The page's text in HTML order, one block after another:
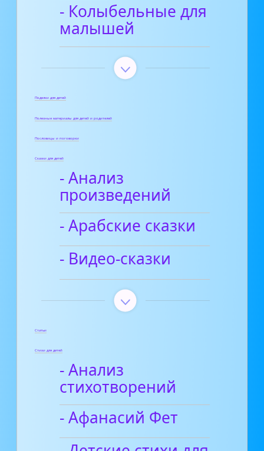
- Колыбельные для
малышей
Поделки для детей
Полезные материалы для детей и родителей
Пословицы и поговорки
Сказки для детей
- Анализ
произведений
- Арабские сказки
- Видео-сказки
Статьи
Стихи для детей
- Анализ
стихотворений
- Афанасий Фет